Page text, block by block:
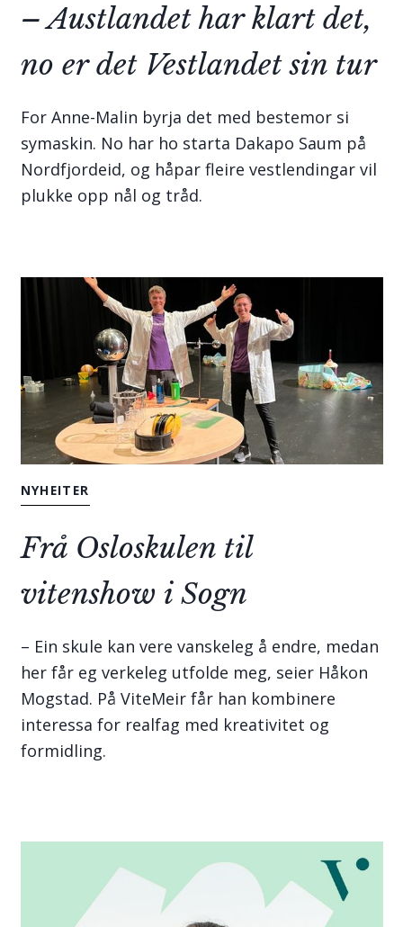
– Austlandet har klart det,
no er det Vestlandet sin tur
For Anne-Malin byrja det med bestemor si
symaskin. No har ho starta Dakapo Saum på
Nordfjordeid, og håpar fleire vestlendingar vil
plukke opp nål og tråd.
NYHEITER
Frå Osloskulen til
vitenshow i Sogn
– Ein skule kan vere vanskeleg å endre, medan
her får eg verkeleg utfolde meg, seier Håkon
Mogstad. På ViteMeir får han kombinere
interessa for realfag med kreativitet og
formidling.